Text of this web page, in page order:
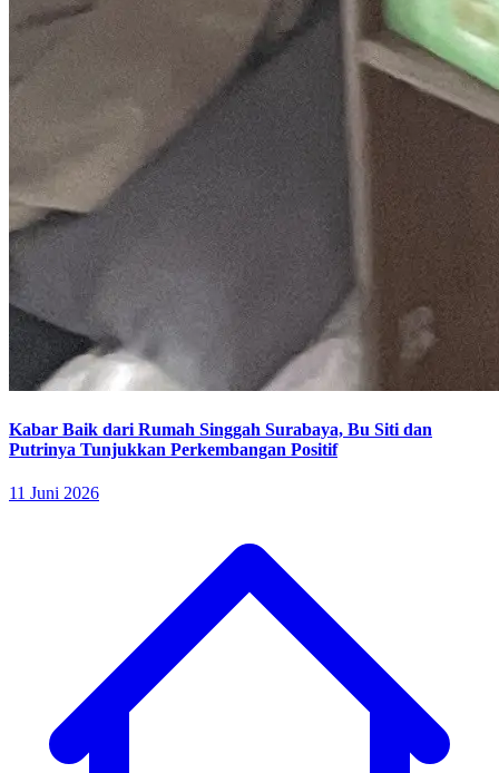
Kabar Baik dari Rumah Singgah Surabaya, Bu Siti dan
Putrinya Tunjukkan Perkembangan Positif
11 Juni 2026